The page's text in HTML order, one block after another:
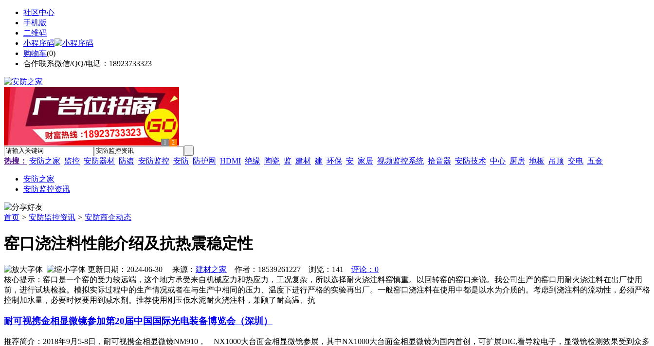
社区中心
手机版
二维码
小程序码
购物车(0)
合作联系微信/QQ/电话：18923733323
1 2
热搜： 安防之家 监控 安防器材 防盗 安防监控 安防 防护网 HDMI 绝缘 陶瓷 监 建材 建 环保 安 家居 视频监控系统 拾音器 安防技术 中心 厨房 地板 吊顶 交电 五金
安防之家
安防监控资讯
首页 > 安防监控资讯 > 安防商企动态
窑口浇注料性能介绍及抗热震稳定性
更新日期：2024-06-30 来源： 建材之家 作者：18539261227 浏览： 141
评论：0
核心提示：窑口是一个窑的受力较远端，这个地方承受来自机械应力和热应力，工况复杂，所以选择耐火浇注料窑慎重。以回转窑的窑口来说。我公司生产的窑口用耐火浇注料在出厂使用
前，进行试块检验。模拟实际过程中的生产情况或者在与生产中相同的压力、温度下进行严格的实验再出厂。一般窑口浇注料在使用中都是以水为介质的。考虑到浇注料的流动性，必须严格
控制加水量，必要时候要用到减水剂。推荐使用刚玉低水泥耐火浇注料，兼顾了耐高温、抗
耐可视携金相显微镜参加第20届中国国际光电装备博览会（深圳）
推荐简介：2018年9月5-8日，耐可视携金相显微镜NM910， NX1000大台面金相显微镜参展，其中NX1000大台面金相显微镜为国内首创，可扩展DIC,看导粒电子，显微镜检测效果受到众多